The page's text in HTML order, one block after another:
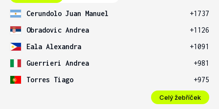
Cerundolo Juan Manuel
+1737
Obradovic Andrea
+1126
Eala Alexandra
+1091
Guerrieri Andrea
+981
Torres Tiago
+975
Celý žebříček